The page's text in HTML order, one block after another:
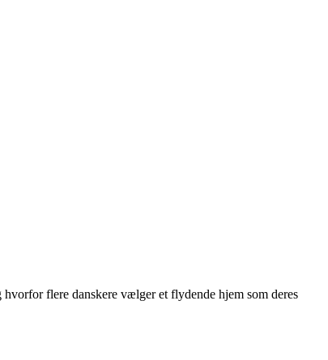
flere danskere vælger et flydende hjem som deres